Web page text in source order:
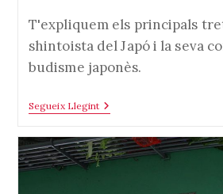
l'entrada:
T'expliquem els principals
shintoista del Japó i la seva
budisme japonès.
Segueix LlegintCoses
Per
Pedre’t
Sobre
La